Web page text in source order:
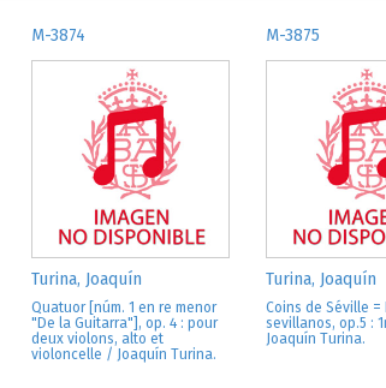
M-3874
Turina, Joaquín
Quatuor [núm. 1 en re menor
"De la Guitarra"], op. 4 : pour
deux violons, alto et
violoncelle / Joaquín Turina.
M-3875
Turina, Joaquín
Coins de Séville =
sevillanos, op.5 :
Joaquín Turina.